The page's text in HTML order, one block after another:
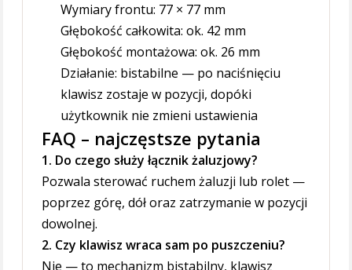
Wymiary frontu: 77 × 77 mm
Głębokość całkowita: ok. 42 mm
Głębokość montażowa: ok. 26 mm
Działanie: bistabilne — po naciśnięciu
klawisz zostaje w pozycji, dopóki
użytkownik nie zmieni ustawienia
FAQ – najczęstsze pytania
1. Do czego służy łącznik żaluzjowy?
Pozwala sterować ruchem żaluzji lub rolet —
poprzez górę, dół oraz zatrzymanie w pozycji
dowolnej.
2. Czy klawisz wraca sam po puszczeniu?
Nie — to mechanizm bistabilny, klawisz